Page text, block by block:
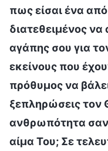
πως είσαι ένα
διατεθειμένος
αγάπης σου για
εκείνους που
πρόθυμος να
ξεπληρώσεις τον
ανθρωπότητα σαν
αίμα Του; Σε